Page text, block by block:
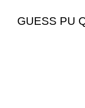
GUESS PU